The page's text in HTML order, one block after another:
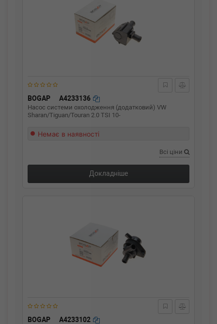
BOGAP A4233136
Насос системи охолодження (додатковий) VW
Sharan/Tiguan/Touran 2.0 TSI 10-
Немає в наявності
Всі ціни
Докладніше
BOGAP A4233102